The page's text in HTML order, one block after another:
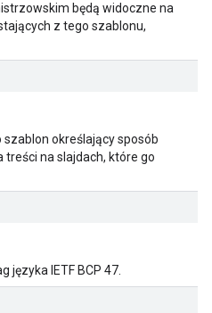
będą widoczne na
z tego szablonu,
szablon określający sposób
na slajdach, które go
języka IETF BCP 47.